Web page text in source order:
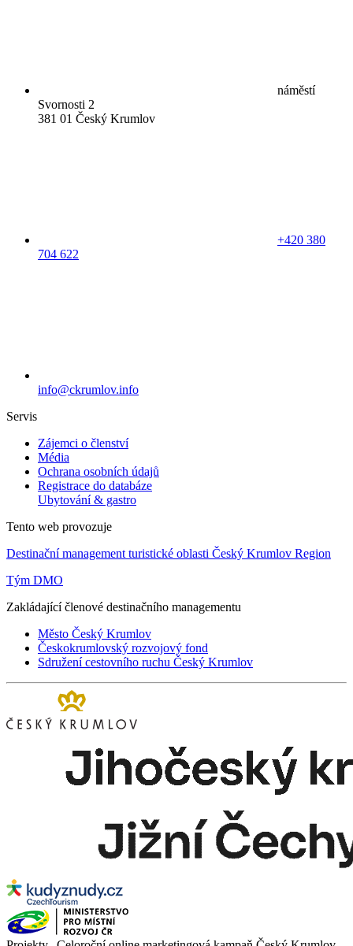
náměstí
Svornosti 2
381 01 Český Krumlov
+420 380
704 622
info@ckrumlov.info
Servis
Zájemci o členství
Média
Ochrana osobních údajů
Registrace do databáze
Ubytování & gastro
Tento web provozuje
Destinační management turistické oblasti Český Krumlov Region
Tým DMO
Zakládající členové destinačního managementu
Město Český Krumlov
Českokrumlovský rozvojový fond
Sdružení cestovního ruchu Český Krumlov